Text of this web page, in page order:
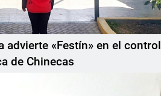
advierte «Festín» en el control
de Chinecas